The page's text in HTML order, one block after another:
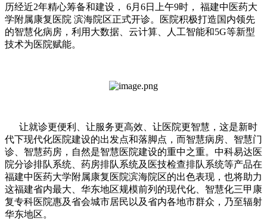
历经近2年精心筹备和建设， 6月6日上午9时， 福建中医药大
学附属康复医院 滨海院区正式开诊。医院积极打造国内领先
的智慧化病房，利用大数据、云计算、人工智能和5G等新型
技术为医院赋能。
让就诊更便利、让服务更高效、让医院更智慧，这是新时
代下现代化医院建设的出发点和落脚点，而智慧病房、智慧门
诊、智慧药房，自然是智慧医院建设的重中之重。中科易达医
院分诊排队系统、药房排队系统及医技检查排队系统等产品在
福建中医药大学附属康复医院滨海院区的出色表现，也将助力
这福建省内最大、华东地区规模前列的现代化、智慧化三甲康
复专科医院惠及省会城市居民以及省内各地市群众，乃至辐射
华东地区。